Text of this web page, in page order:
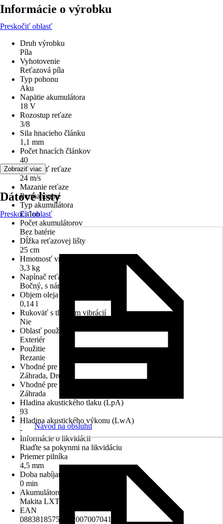
Informácie o výrobku
Preskočiť oblasť
Druh výrobku
Píla
Vyhotovenie
Reťazová píla
Typ pohonu
Aku
Napätie akumulátora
18 V
Rozostup reťaze
3/8
Sila hnacieho článku
1,1 mm
Počet hnacích článkov
40
Rýchlosť reťaze
24 m/s
Mazanie reťaze
Permanentné
Typ akumulátora
Li-Ion
Počet akumulátorov
Bez batérie
Dĺžka reťazovej lišty
25 cm
Hmotnosť vrátane akumulátora
3,3 kg
Napínač reťaze
Bočný, s náradím
Objem oleja v nádrži
0,14 l
Rukoväť s tlmením vibrácií
Nie
Oblasť použitia
Exteriér
Použitie
Rezanie
Vhodné pre
Záhrada, Drevo
Vhodné pre priestory
Záhrada
Hladina akustického tlaku (LpA)
93
Hladina akustického výkonu (LwA)
-
Informácie o likvidácii
Riaďte sa pokynmi na likvidáciu
Priemer pilníka
4,5 mm
Doba nabíjania
0 min
Akumulátorový systém
Makita LXT 18V
EAN
088381857543, 2007007041867
Zobraziť viac
Dátové listy
Preskočiť oblasť
Návod na obsluhu